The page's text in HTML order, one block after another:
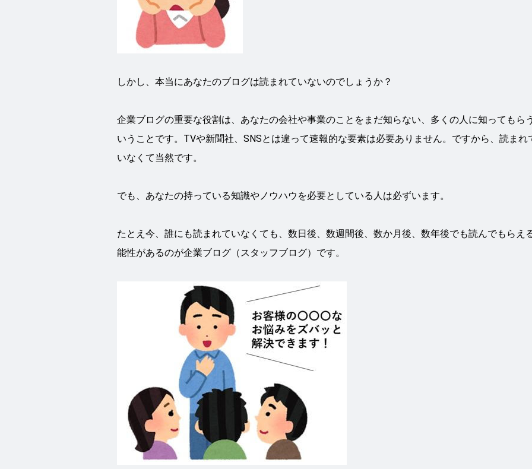
しかし、本当にあなたのブログは読まれていないのでしょうか？
企業ブログの重要な役割は、あなたの会社や事業のことをまだ知らない、多くの人に知ってもら
いうことです。TVや新聞社、SNSとは違って速報的な要素は必要ありません。ですから、読まれ
いなくて当然です。
でも、あなたの持っている知識やノウハウを必要としている人は必ずいます。
たとえ今、誰にも読まれていなくても、数日後、数週間後、数か月後、数年後でも読んでもらえ
能性があるのが企業ブログ（スタッフブログ）です。